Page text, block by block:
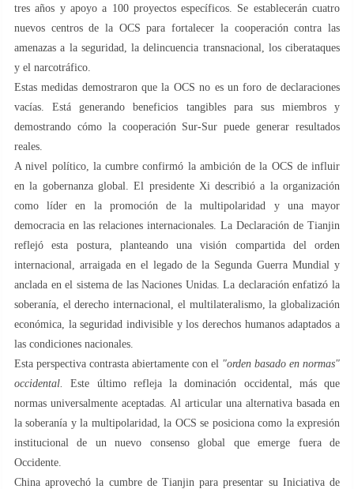
tres años y apoyo a 100 proyectos específicos. Se establecerán cuatro
nuevos centros de la OCS para fortalecer la cooperación contra las
amenazas a la seguridad, la delincuencia transnacional, los ciberataques
y el narcotráfico.
Estas medidas demostraron que la OCS no es un foro de declaraciones
vacías. Está generando beneficios tangibles para sus miembros y
demostrando cómo la cooperación Sur-Sur puede generar resultados
reales.
A nivel político, la cumbre confirmó la ambición de la OCS de influir
en la gobernanza global. El presidente Xi describió a la organización
como líder en la promoción de la multipolaridad y una mayor
democracia en las relaciones internacionales. La Declaración de Tianjin
reflejó esta postura, planteando una visión compartida del orden
internacional, arraigada en el legado de la Segunda Guerra Mundial y
anclada en el sistema de las Naciones Unidas. La declaración enfatizó la
soberanía, el derecho internacional, el multilateralismo, la globalización
económica, la seguridad indivisible y los derechos humanos adaptados a
las condiciones nacionales.
Esta perspectiva contrasta abiertamente con el "orden basado en normas"
occidental.
Este último refleja la dominación occidental, más que
normas universalmente aceptadas. Al articular una alternativa basada en
la soberanía y la multipolaridad, la OCS se posiciona como la expresión
institucional de un nuevo consenso global que emerge fuera de
Occidente.
China aprovechó la cumbre de Tianjin para presentar su Iniciativa de